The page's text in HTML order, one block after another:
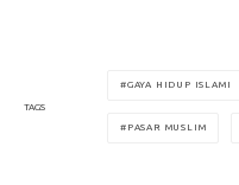
TAGS
GAYA HIDUP ISLAMI
PASAR MUSLIM